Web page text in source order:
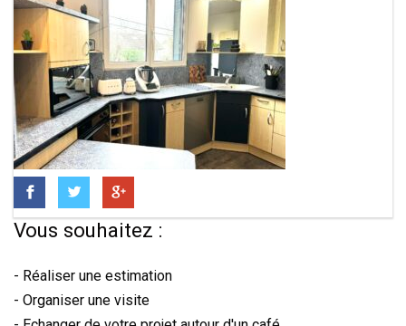
Vous souhaitez :
- Réaliser une estimation
- Organiser une visite